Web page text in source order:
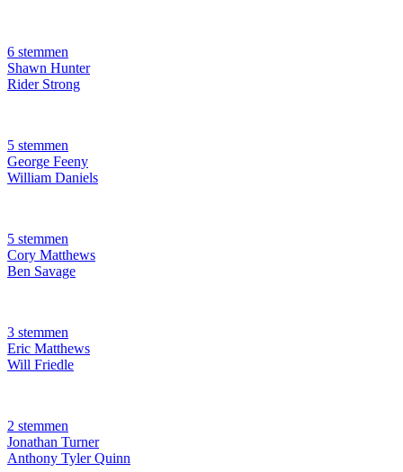
6 stemmen
Shawn Hunter
Rider Strong
5 stemmen
George Feeny
William Daniels
5 stemmen
Cory Matthews
Ben Savage
3 stemmen
Eric Matthews
Will Friedle
2 stemmen
Jonathan Turner
Anthony Tyler Quinn